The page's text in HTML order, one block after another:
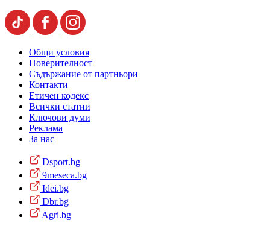
Общи условия
Поверителност
Съдържание от партньори
Контакти
Етичен кодекс
Всички статии
Ключови думи
Реклама
За нас
Dsport.bg
9meseca.bg
Idei.bg
Dbr.bg
Agri.bg